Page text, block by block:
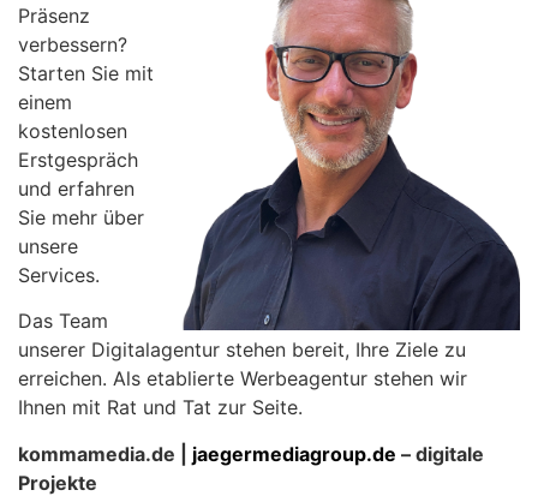
Präsenz
verbessern?
Starten Sie mit
einem
kostenlosen
Erstgespräch
und erfahren
Sie mehr über
unsere
Services.
Das Team
unserer Digitalagentur stehen bereit, Ihre Ziele zu
erreichen. Als etablierte Werbeagentur stehen wir
Ihnen mit Rat und Tat zur Seite.
kommamedia.de | jaegermediagroup.de – digitale
Projekte